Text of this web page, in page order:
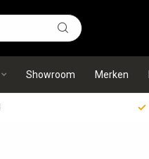
Showroom Merken